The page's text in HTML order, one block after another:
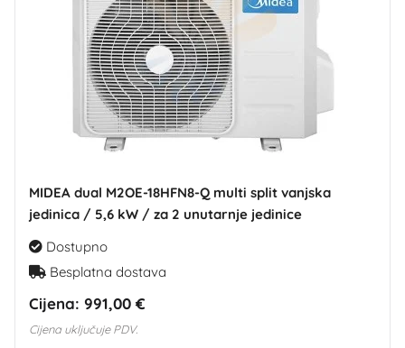
MIDEA dual M2OE-18HFN8-Q multi split vanjska
jedinica / 5,6 kW / za 2 unutarnje jedinice
Dostupno
Besplatna dostava
Cijena: 991,00 €
Cijena uključuje PDV.